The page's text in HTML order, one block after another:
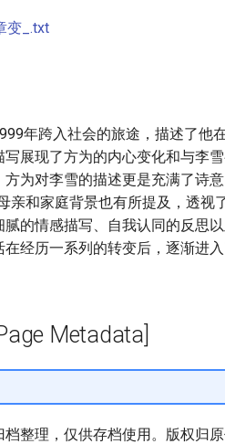
变_.txt
年跨入社会的旅途，描述了他
展现了方为的内心变化和与李
为对李雪的描述更是充满了诗
亲和家庭背景也有所提及，透视
的情感描写、自我认同的反思
经历一系列的转变后，逐渐进
Metadata]
整理，仅供存档使用。版权归原